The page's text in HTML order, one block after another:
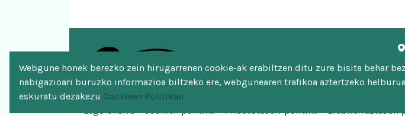
Lege-oharra Cookien politika Pribatutasun-politika Erabilerraztasun
Webgune honek berezko zein hirugarrenen cookie-ak erabiltzen ditu zure bisita behar
nabigazioari buruzko informazioa biltzeko ere, webgunearen trafikoa aztertzeko
eskuratu dezakezu Cookieen Politikan